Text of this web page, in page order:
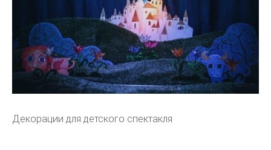
Декорации для детского спектакля